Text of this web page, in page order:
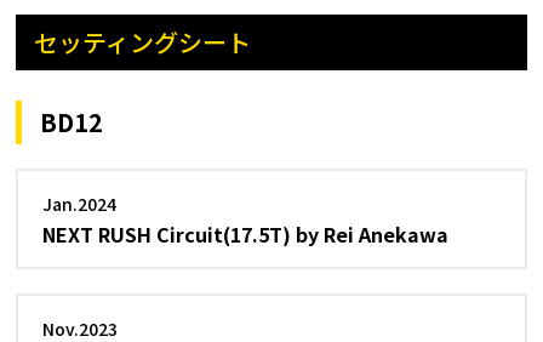
セッティングシート
BD12
Jan.2024
NEXT RUSH Circuit(17.5T) by Rei Anekawa
Nov.2023